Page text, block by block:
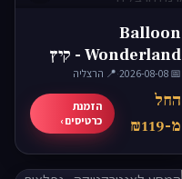
Balloon
Wonderland - קיץ
בארנה הרצליה
📅 2026-08-08
·📍 הרצליה
החל
מ-₪119
הזמנת
כרטיסים ›